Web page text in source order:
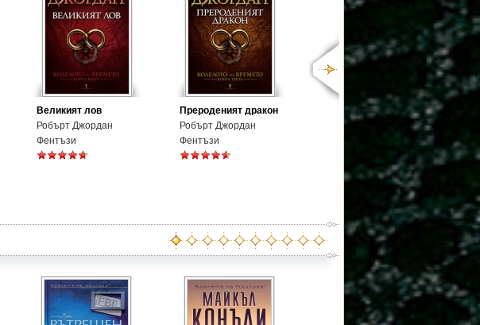
Великият лов
Робърт Джордан
Фентъзи
Прероденият дракон
Робърт Джордан
Фентъзи